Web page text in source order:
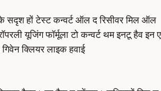
हों टेस्ट कन्वर्ट ऑल द रिसीवर मिल ऑल
यूजिंग फॉर्मूला टो कन्वर्ट थम इनटू हैव इन ए
क्लियर लाइक हवाई